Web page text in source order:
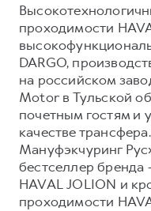
HAVAL Лизинг
АКСЕССУАРЫ
Автомобильные
Коллекция CITY
Коллекция Базовая
Коллекция Детская
АКСЕССУАРЫ
Автомобильные
Коллекция CITY
Коллекция Базовая
Коллекция Детская
проходимости
DARGO,
на российском
Motor в Тульской
почетным гостям и
качестве
Мануфэкчуринг
бестселлер бренда
HAVAL JOLION и
проходимости